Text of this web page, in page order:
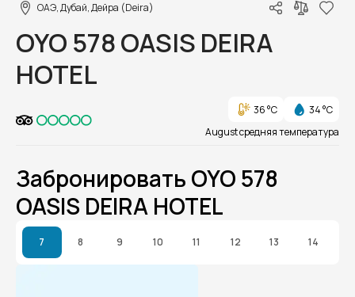
ОАЭ, Дубай, Дейра (Deira)
OYO 578 OASIS DEIRA
HOTEL
36 °C
34 °C
August средняя температура
Забронировать OYO 578
OASIS DEIRA HOTEL
7 8 9 10 11 12 13 14